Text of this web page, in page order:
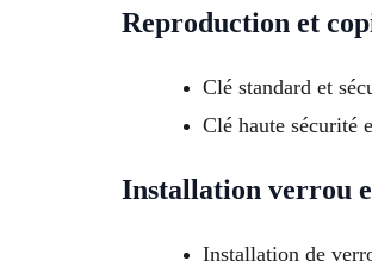
Reproduction et
Clé standard et
Clé haute sécurité
Installation verrou
Installation de